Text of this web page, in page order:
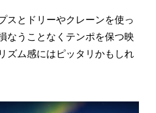
スとドリーやクレーンを使っ
なうことなくテンポを保つ映
ズム感にはピッタリかもしれ